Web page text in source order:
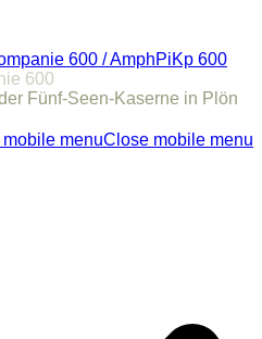
600
Fünf-Seen-Kaserne in Plön
menuClose mobile menu